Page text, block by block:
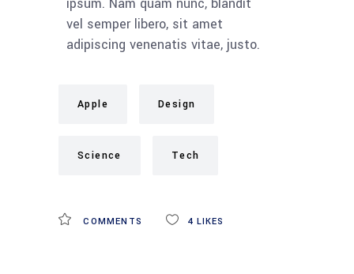
ipsum. Nam quam nunc, blandit
vel semper libero, sit amet
adipiscing venenatis vitae, justo.
Apple Design
Science Tech
COMMENTS 4 LIKES